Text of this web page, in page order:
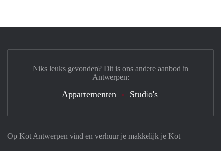
Op Kot Antwerpen vind en verhuur je makkelijk je Kot
Niks leuks gevonden? Dit is ons andere aanbod in
Antwerpen:
Appartementen Studio's